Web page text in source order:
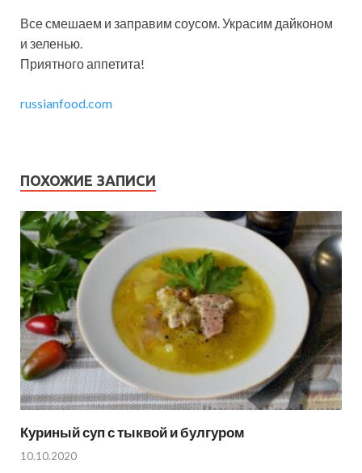
Все смешаем и заправим соусом. Украсим дайконом
и зеленью.
Приятного аппетита!
russianfood.com
ПОХОЖИЕ ЗАПИСИ
Куриный суп с тыквой и булгуром
10.10.2020